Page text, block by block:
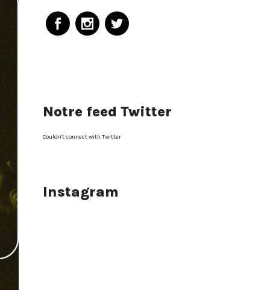
Notre feed Twitter
Couldn't connect with Twitter
Instagram